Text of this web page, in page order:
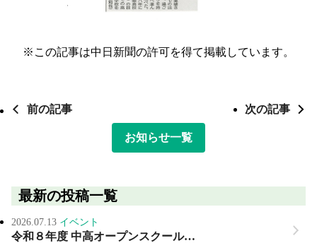
※この記事は中日新聞の許可を得て掲載しています。
前の記事 次の記事
お知らせ一覧
最新の投稿一覧
2026.07.13 イベント
令和８年度 中高オープンスクール…